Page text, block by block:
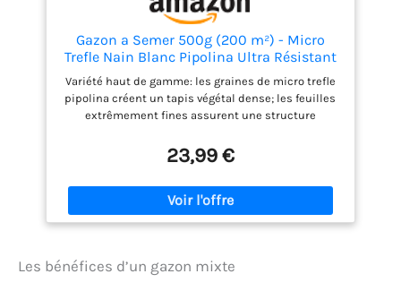
Gazon a Semer 500g (200 m²) - Micro
Trefle Nain Blanc Pipolina Ultra Résistant
sans Arrosage ni Engrais - Levée Rapide 7
Jours avec Pelliculage Minéral - Semence
Pelouse
Variété haut de gamme: les graines de micro trefle
pipolina créent un tapis végétal dense; les feuilles
extrêmement fines assurent une structure
Protection contre la chaleur: ce gazon resistant a la
secheresse supporte les fortes canicules sans
jaunir; le système racinaire profond réduit
drastiquement le besoin en arrosage; idéal pour les
sols arides Germination rapide garantie: chaque
apparaissent en seulement six à sept jours; gain de
23,99 €
Les bénéfices d’un gazon mixte